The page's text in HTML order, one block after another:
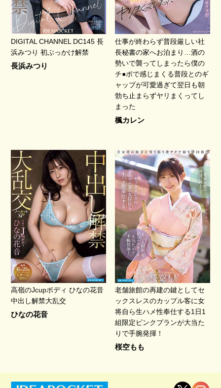
DIGITAL CHANNEL DC145 長
浜みつり 初ぶっかけ解禁
長浜みつり
仕事が終わらず普段厳しい社
長秘書の家へお泊まり…酒の
勢いで襲ってしまったら僕の
チ●ポで感じまくる普段とのギ
ャップが可愛過ぎて翌日も朝
勃ち止まらずヤリまくってし
まった
楓カレン
高嶺のJcupボディ ひなの花音
中出し解禁大乱交
ひなの花音
老舗旅館の再建の鍵としてセ
ックスレスのカップル客に女
将自ら生ハメ性奉仕する1日1
組限定ピンクプランが大当た
りで手腕発揮！
桜空もも